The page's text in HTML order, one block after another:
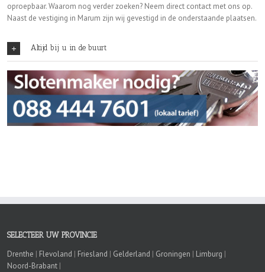
oproepbaar. Waarom nog verder zoeken? Neem direct contact met ons op.
Naast de vestiging in Marum zijn wij gevestigd in de onderstaande plaatsen.
Altijd bij u in de buurt
SELECTEER UW PROVINCIE
Drenthe | Flevoland | Friesland | Gelderland | Groningen | Limburg |
Noord-Brabant |